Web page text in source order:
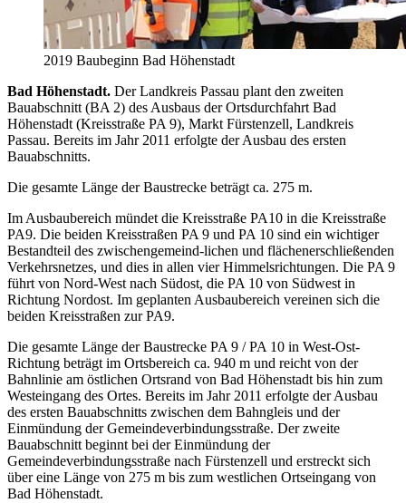
2019 Baubeginn Bad Höhenstadt
Bad Höhenstadt. Der Landkreis Passau plant den zweiten
Bauabschnitt (BA 2) des Ausbaus der Ortsdurchfahrt Bad
Höhenstadt (Kreisstraße PA 9), Markt Fürstenzell, Landkreis
Passau. Bereits im Jahr 2011 erfolgte der Ausbau des ersten
Bauabschnitts.
Die gesamte Länge der Baustrecke beträgt ca. 275 m.
Im Ausbaubereich mündet die Kreisstraße PA10 in die Kreisstraße
PA9. Die beiden Kreisstraßen PA 9 und PA 10 sind ein wichtiger
Bestandteil des zwischengemeind-lichen und flächenerschließenden
Verkehrsnetzes, und dies in allen vier Himmelsrichtungen. Die PA 9
führt von Nord-West nach Südost, die PA 10 von Südwest in
Richtung Nordost. Im geplanten Ausbaubereich vereinen sich die
beiden Kreisstraßen zur PA9.
Die gesamte Länge der Baustrecke PA 9 / PA 10 in West-Ost-
Richtung beträgt im Ortsbereich ca. 940 m und reicht von der
Bahnlinie am östlichen Ortsrand von Bad Höhenstadt bis hin zum
Westeingang des Ortes. Bereits im Jahr 2011 erfolgte der Ausbau
des ersten Bauabschnitts zwischen dem Bahngleis und der
Einmündung der Gemeindeverbindungsstraße. Der zweite
Bauabschnitt beginnt bei der Einmündung der
Gemeindeverbindungsstraße nach Fürstenzell und erstreckt sich
über eine Länge von 275 m bis zum westlichen Ortseingang von
Bad Höhenstadt.